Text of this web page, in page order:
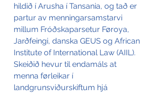
hildið í Arusha í Tansania, og tað er
partur av menningarsamstarvi
millum Fróðskaparsetur Føroya,
Jarðfeingi, danska GEUS og African
Institute of International Law (AIIL).
Skeiðið hevur til endamáls at
menna førleikar í
landgrunsviðurskiftum hjá